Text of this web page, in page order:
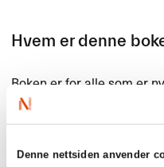
Denne nettsiden anvender
Hvem er denne
Boken er for alle som er
legelivet i distriktet. Eller
anmeldere: «​Denne
helsepersonell eller
helseperson eller en
alle!​​